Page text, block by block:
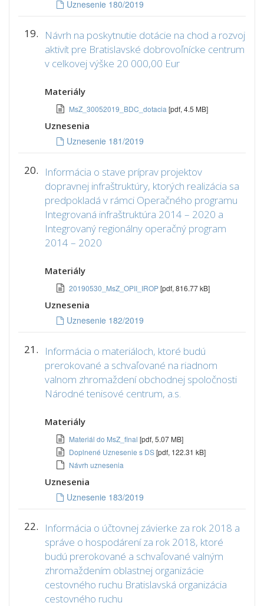
Uznesenie 180/2019
19.
Návrh na poskytnutie dotácie na chod a rozvoj
aktivít pre Bratislavské dobrovoľnícke centrum
v celkovej výške 20 000,00 Eur
Materiály
MsZ_30052019_BDC_dotacia [pdf, 4.5 MB]
Uznesenia
Uznesenie 181/2019
20.
Informácia o stave príprav projektov
dopravnej infraštruktúry, ktorých realizácia sa
predpokladá v rámci Operačného programu
Integrovaná infraštruktúra 2014 – 2020 a
Integrovaný regionálny operačný program
2014 – 2020
Materiály
20190530_MsZ_OPII_IROP[pdf, 816.77 kB]
Uznesenia
Uznesenie 182/2019
21.
Informácia o materiáloch, ktoré budú
prerokované a schvaľované na riadnom
valnom zhromaždení obchodnej spoločnosti
Národné tenisové centrum, a.s.
Materiály
Materiál do MsZ_final [pdf, 5.07 MB]
Doplnené Uznesenie s DS[pdf, 122.31 kB]
Návrh uznesenia
Uznesenia
Uznesenie 183/2019
22.
Informácia o účtovnej závierke za rok 2018 a
správe o hospodárení za rok 2018, ktoré
budú prerokované a schvaľované valným
zhromaždením oblastnej organizácie
cestovného ruchu Bratislavská organizácia
cestovného ruchu